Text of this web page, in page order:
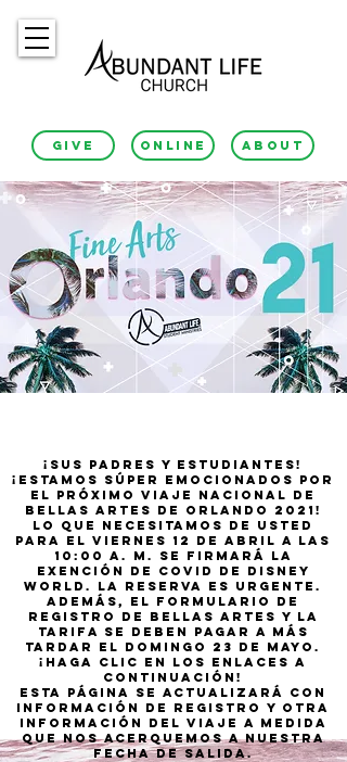
GIVE ONLINE ABOUT
¡SUS PADRES Y ESTUDIANTES!
¡ESTAMOS SÚPER EMOCIONADOS POR
EL PRÓXIMO VIAJE NACIONAL DE
BELLAS ARTES DE ORLANDO 2021!
LO QUE NECESITAMOS DE USTED
PARA EL VIERNES 12 DE ABRIL A las
10:00 a. m. Se firmará la
exención de covid de Disney
World. la reserva es urgente.
Además, el formulario de
registro de bellas artes y la
tarifa se deben pagar a más
tardar el domingo 23 de mayo.
¡Haga clic en los enlaces a
continuación!
ESTA PÁGINA SE ACTUALIZARÁ CON
INFORMACIÓN DE REGISTRO Y OTRA
INFORMACIÓN DEL VIAJE a medida
que nos acerquemos a nuestra
fecha de salida.